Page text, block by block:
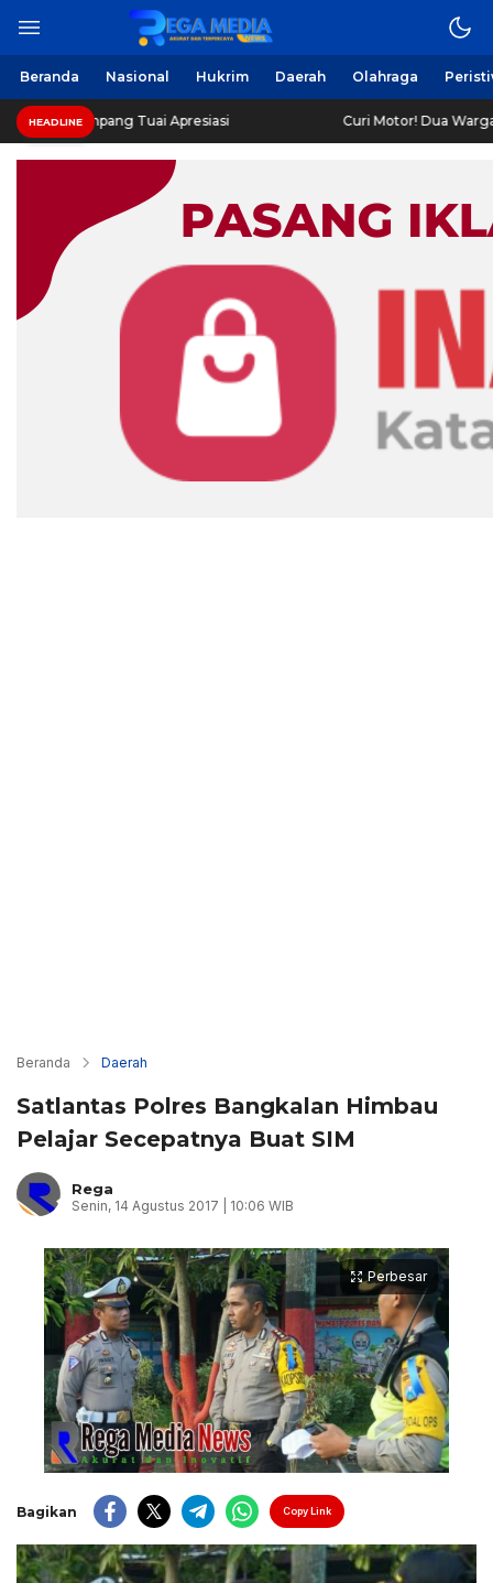
Beranda Nasional Hukrim Daerah Olahraga
HEADLINE
Tuai Apresiasi Curi Motor! Dua Warga Batuporo
Beranda Daerah
Satlantas Polres Bangkalan Himbau
Pelajar Secepatnya Buat SIM
Rega
Senin, 14 Agustus 2017 | 10:06 WIB
Perbesar
Bagikan Copy Link